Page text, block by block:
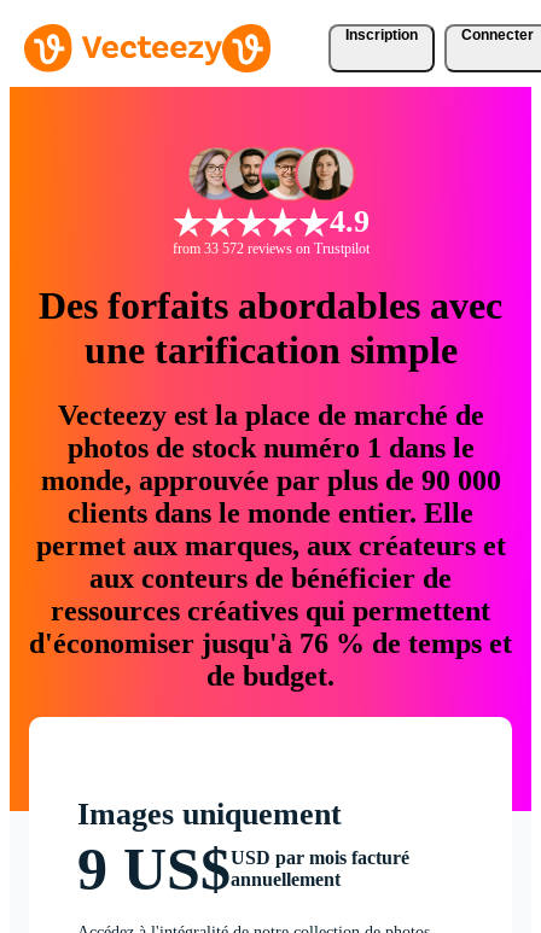
Inscription Connecter
4.9
from 33 572 reviews on Trustpilot
Des forfaits abordables avec
une tarification simple
Vecteezy est la place de marché de
photos de stock numéro 1 dans le
monde, approuvée par plus de 90 000
clients dans le monde entier. Elle
permet aux marques, aux créateurs et
aux conteurs de bénéficier de
ressources créatives qui permettent
d'économiser jusqu'à 76 % de temps et
de budget.
Images uniquement
9 US$USD par mois facturé
annuellement